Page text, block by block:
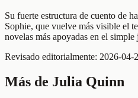
Su fuerte estructura de cuento de
Sophie, que vuelve más visible el
novelas más apoyadas en el
Revisado editorialmente: 2026-04-
Más de Julia Quinn